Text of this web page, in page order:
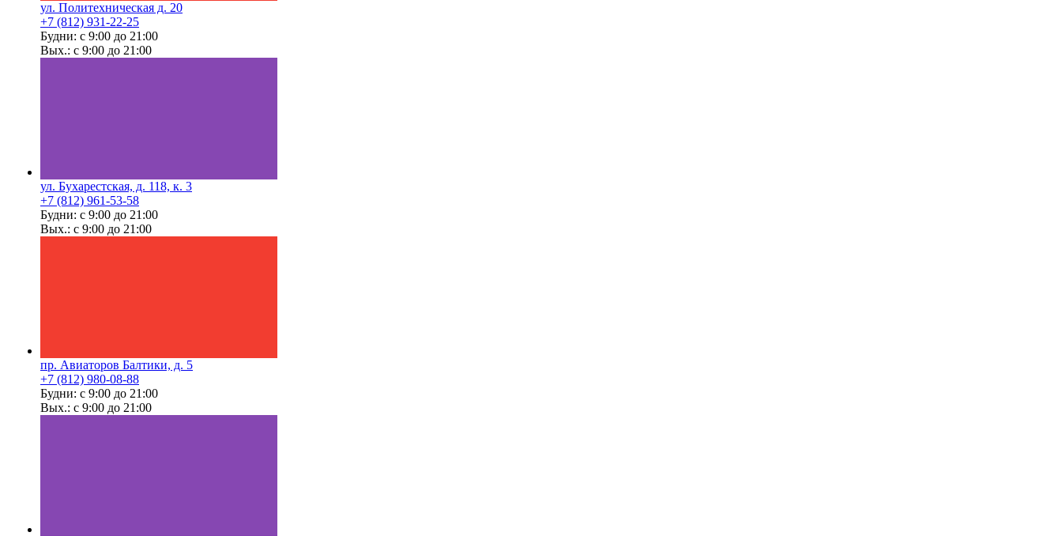
ул. Политехническая д. 20
+7 (812) 931-22-25
Будни: с 9:00 до 21:00
Вых.: с 9:00 до 21:00
ул. Бухарестская, д. 118, к. 3
+7 (812) 961-53-58
Будни: с 9:00 до 21:00
Вых.: с 9:00 до 21:00
пр. Авиаторов Балтики, д. 5
+7 (812) 980-08-88
Будни: с 9:00 до 21:00
Вых.: с 9:00 до 21:00